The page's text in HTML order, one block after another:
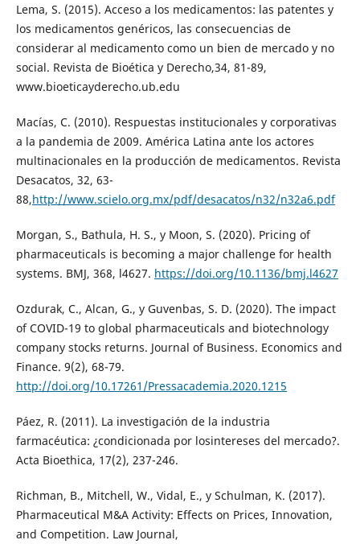
Lema, S. (2015). Acceso a los medicamentos: las patentes y
los medicamentos genéricos, las consecuencias de
considerar al medicamento como un bien de mercado y no
social. Revista de Bioética y Derecho,34, 81-89,
www.bioeticayderecho.ub.edu
Macías, C. (2010). Respuestas institucionales y corporativas
a la pandemia de 2009. América Latina ante los actores
multinacionales en la producción de medicamentos. Revista
Desacatos, 32, 63-
88,http://www.scielo.org.mx/pdf/desacatos/n32/n32a6.pdf
Morgan, S., Bathula, H. S., y Moon, S. (2020). Pricing of
pharmaceuticals is becoming a major challenge for health
systems. BMJ, 368, l4627. https://doi.org/10.1136/bmj.l4627
Ozdurak, C., Alcan, G., y Guvenbas, S. D. (2020). The impact
of COVID-19 to global pharmaceuticals and biotechnology
company stocks returns. Journal of Business. Economics and
Finance. 9(2), 68-79.
http://doi.org/10.17261/Pressacademia.2020.1215
Páez, R. (2011). La investigación de la industria
farmacéutica: ¿condicionada por losintereses del mercado?.
Acta Bioethica, 17(2), 237-246.
Richman, B., Mitchell, W., Vidal, E., y Schulman, K. (2017).
Pharmaceutical M&A Activity: Effects on Prices, Innovation,
and Competition. Law Journal,